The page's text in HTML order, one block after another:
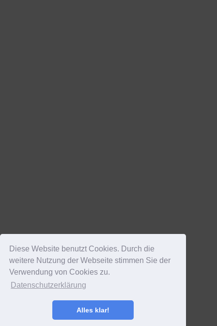
Diese Website benutzt Cookies. Durch die
weitere Nutzung der Webseite stimmen Sie der
Verwendung von Cookies zu.
Datenschutzerklärung
Alles klar!